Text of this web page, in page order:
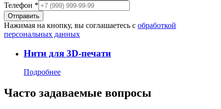
Телефон *
Отправить
Нажимая на кнопку, вы соглашаетесь с обработкой
персональных данных
Нити для 3D-печати
Подробнее
Часто задаваемые вопросы